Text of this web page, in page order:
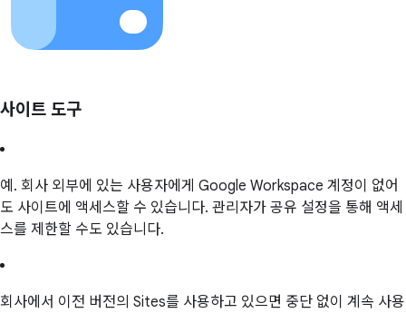
사이트 도구
예. 회사 외부에 있는 사용자에게 Google Workspace 계정이 없어
도 사이트에 액세스할 수 있습니다. 관리자가 공유 설정을 통해 액세
스를 제한할 수도 있습니다.
회사에서 이전 버전의 Sites를 사용하고 있으면 중단 없이 계속 사용